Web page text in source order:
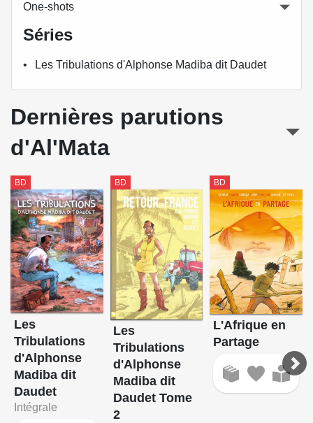
One-shots
Séries
Les Tribulations d'Alphonse Madiba dit Daudet
Dernières parutions
d'Al'Mata
BD
Les
Tribulations
d'Alphonse
Madiba dit
Daudet
Intégrale
BD
Les
Tribulations
d'Alphonse
Madiba dit
Daudet Tome
2
BD
L'Afrique en
Partage